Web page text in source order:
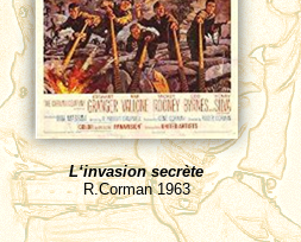
L‘invasion secrète
R.Corman1963